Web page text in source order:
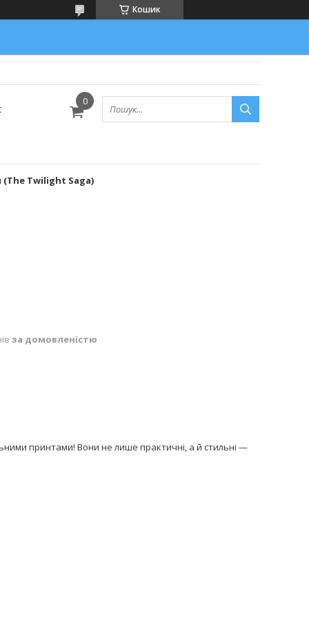
Кошик
(The Twilight Saga)
за домовленістю
принтами! Вони не лише практичні, а й стильні —